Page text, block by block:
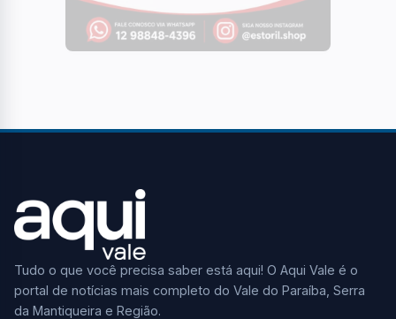
Tudo o que você precisa saber está aqui! O Aqui Vale é o
portal de notícias mais completo do Vale do Paraíba, Serra
da Mantiqueira e Região.